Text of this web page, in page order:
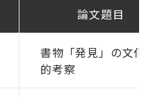
論文題目
書物「発見」の文化
的考察